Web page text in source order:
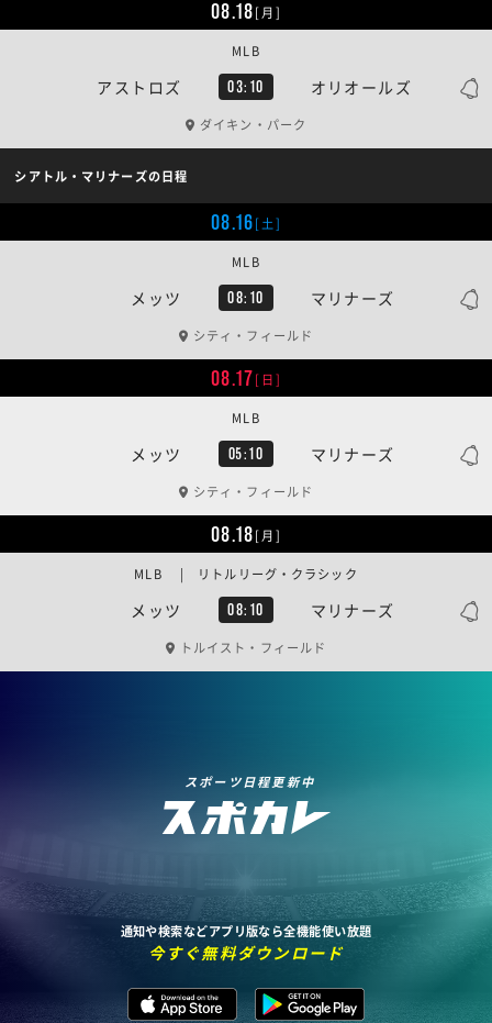
08.18[月]
アストロズ 03:10 オリオールズ
MLB
ダイキン・パーク
シアトル・マリナーズの日程
08.16[土]
メッツ 08:10 マリナーズ
MLB
シティ・フィールド
08.17[日]
メッツ 05:10 マリナーズ
MLB
シティ・フィールド
08.18[月]
メッツ 08:10 マリナーズ
MLB | リトルリーグ・クラシック
トルイスト・フィールド
スポーツ日程更新中
通知や検索などアプリ版なら全機能使い放題
今すぐ無料ダウンロード